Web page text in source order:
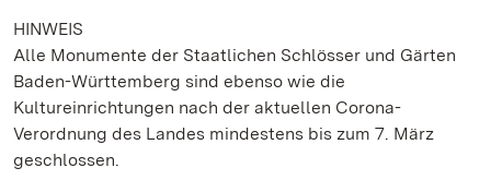
HINWEIS
Alle Monumente der Staatlichen Schlösser und Gärten
Baden-Württemberg sind ebenso wie die
Kultureinrichtungen nach der aktuellen Corona-
Verordnung des Landes mindestens bis zum 7. März
geschlossen.